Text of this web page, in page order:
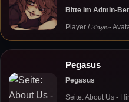
Bitte im Admin-
Player / 𝓧𝓪𝔂𝓷 -
Pegasus
Pegasus
Seite: About Us -